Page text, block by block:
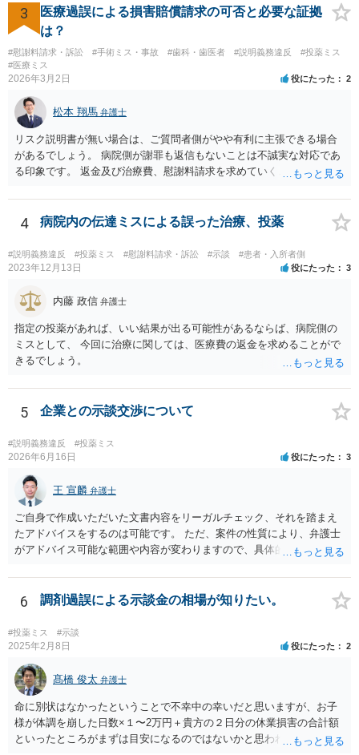
違法とは断じきれないですね。 あなたが罪になることは、まったくあ
りません。 やめるなら、２週間ルールにのっとってやめたほう がいい
でしょう。
3
医療過誤による損害賠償請求の可否と必要な証拠
は？
#慰謝料請求・訴訟 #手術ミス・事故 #歯科・歯医者 #説明義務違反
#投薬ミス
#医療ミス
2026年3月2日 役にたった 2
松本 翔馬 弁護士
リスク説明書が無い場合は、ご質問者側がやや有利に主張できる場合
があるでしょう。 病院側が謝罪も返信もないことは不誠実な対応であ
る印象です。 返金及び治療費、慰謝料請求を求めていくことになるか
代理人として病院側との交渉窓口となることも方法の一つです。 ご自
身で内容証明を出される場合、書面にご質問者の不利になる事情を記
討されるとよいでしょう。
4 病院内の伝達ミスによる誤った治療、投薬
#説明義務違反 #投薬ミス #慰謝料請求・訴訟 #示談 #患者・入所者側
2023年12月13日 役にたった 3
内藤 政信 弁護士
指定の投薬があれば、いい結果が出る可能性があるならば、病院側の
ミスとして、 今回に治療に関しては、医療費の返金を求めることがで
きるでしょう。
5 企業との示談交渉について
#説明義務違反 #投薬ミス
2026年6月16日 役にたった 3
王 宣麟 弁護士
ご自身で作成いただいた文書内容をリーガルチェック、それを踏まえ
たアドバイスをするのは可能です。 ただ、案件の性質により、弁護士
がアドバイス可能な範囲や内容が変わりますので、具体的な状況と共
す）。
6 調剤過誤による示談金の相場が知りたい。
#投薬ミス #示談
2025年2月8日 役にたった 2
髙橋 俊太 弁護士
命に別状はなかったということで不幸中の幸いだと思いますが、お子
様が体調を崩した日数×１〜2万円＋貴方の２日分の休業損害の合計額
といったところがまずは目安になるのではないかと思われます。